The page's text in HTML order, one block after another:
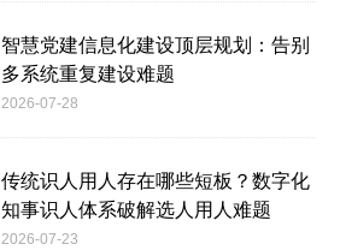
智慧党建信息化建设顶层规划：告别
多系统重复建设难题
2026-07-28
传统识人用人存在哪些短板？数字化
知事识人体系破解选人用人难题
2026-07-23